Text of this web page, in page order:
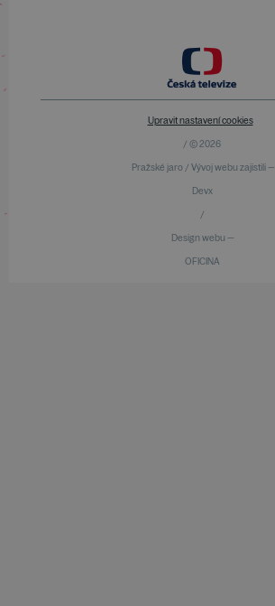
Upravit nastavení cookies
/ © 2026
Pražské jaro / Vývoj webu zajistili —
Devx
/
Design webu —
OFICINA